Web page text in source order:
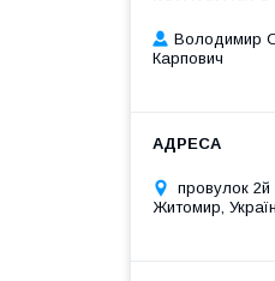
Володимир
Карпович
провулок 2й
Житомир,